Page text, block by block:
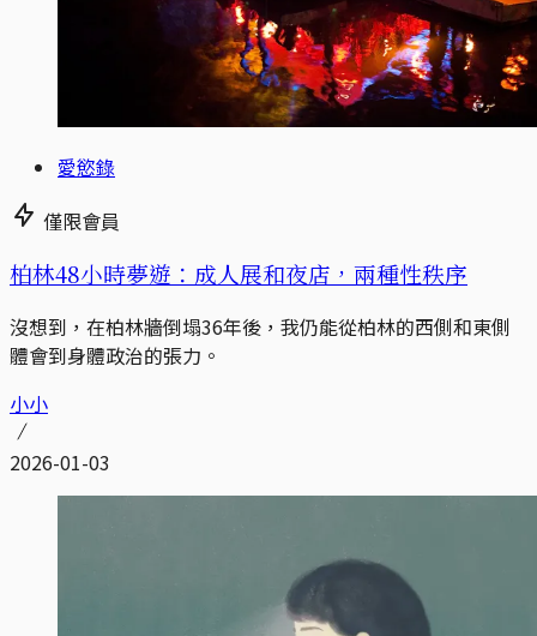
愛慾錄
僅限會員
柏林48小時夢遊：成人展和夜店，兩種性秩序
沒想到，在柏林牆倒塌36年後，我仍能從柏林的西側和東側
體會到身體政治的張力。
小小
2026-01-03